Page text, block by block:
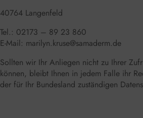
40764 Langenfeld
Tel.: 02173 – 89 23 860
E-Mail: marilyn.kruse@samaderm.de
Sollten wir Ihr Anliegen nicht zu Ihrer
können, bleibt Ihnen in jedem Falle ihr
der für Ihr Bundesland zuständigen